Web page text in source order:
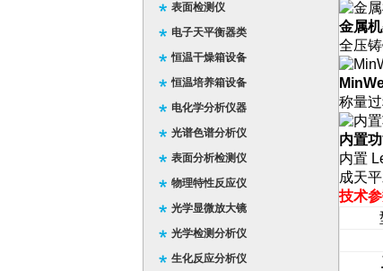
表面检测仪
电子天平衡器类
恒温干燥箱设备
恒温培养箱设备
电化学分析仪器
光谱色谱分析仪
表面分析检测仪
物理特性反应仪
光学显微放大镜
光学检测分析仪
生化反应分析仪
金属
全压
称量
内置
内置
成天
技术参